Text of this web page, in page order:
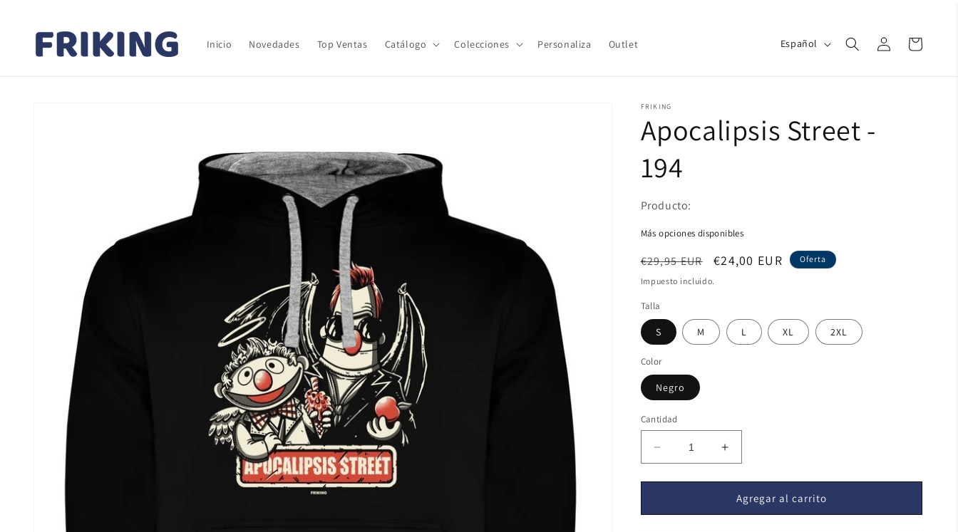
al contenido
Inicio Novedades Top Ventas Catálogo Colecciones Personaliza Outlet Español
sesión
Carrito
FRIKING
Apocalipsis Street -
194
Producto:
Más opciones disponibles
Precio
habitual
€29,95 EUR
Precio
de
€24,00 EUR Oferta
Impuesto incluido.
Talla
S M L XL 2XL
Color
Negro
Cantidad
Reducir
cantidad
para
Street
Aumentar
cantidad
para
Apocalipsis
Street
Agregar al carrito